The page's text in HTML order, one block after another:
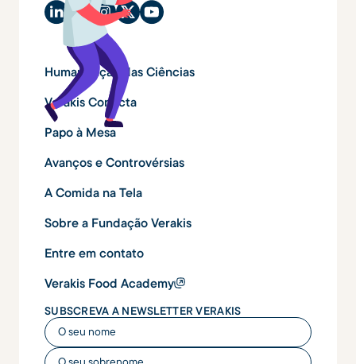
Humanização das Ciências
Verakis Conecta
Papo à Mesa
Avanços e Controvérsias
A Comida na Tela
Sobre a Fundação Verakis
Entre em contato
Verakis Food Academy
SUBSCREVA A NEWSLETTER VERAKIS
O seu nome
O seu nome